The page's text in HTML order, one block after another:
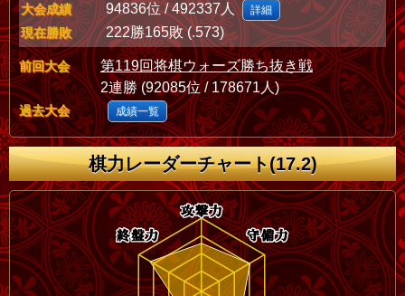
大会成績 94836位 / 492337人 詳細
現在勝敗 222勝165敗 (.573)
前回大会
第119回将棋ウォーズ勝ち抜き戦
2連勝 (92085位 / 178671人)
過去大会 成績一覧
棋力レーダーチャート(17.2)